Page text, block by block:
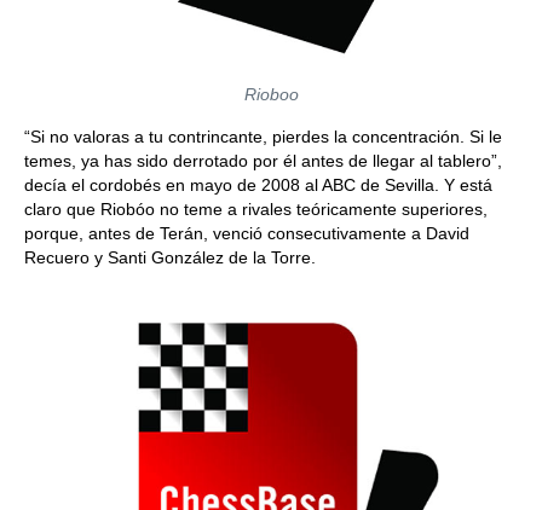
Rioboo
“Si no valoras a tu contrincante, pierdes la concentración. Si le
temes, ya has sido derrotado por él antes de llegar al tablero”,
decía el cordobés en mayo de 2008 al ABC de Sevilla. Y está
claro que Riobóo no teme a rivales teóricamente superiores,
porque, antes de Terán, venció consecutivamente a David
Recuero y Santi González de la Torre.